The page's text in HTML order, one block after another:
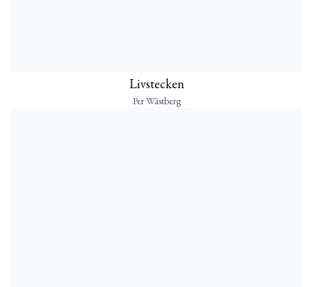
Livstecken
Per Wästberg